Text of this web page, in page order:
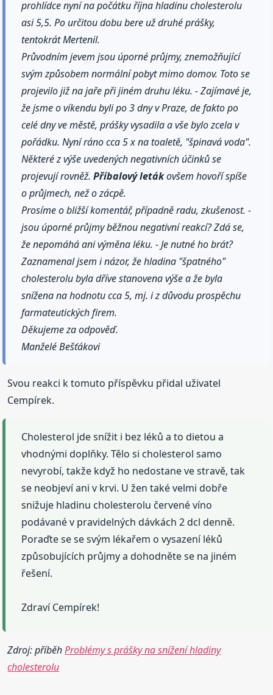
prohlídce nyní na počátku října hladinu cholesterolu
asi 5,5. Po určitou dobu bere už druhé prášky,
tentokrát Mertenil.
Průvodním jevem jsou úporné průjmy, znemožňující
svým způsobem normální pobyt mimo domov. Toto se
projevilo již na jaře při jiném druhu léku. - Zajímavé je,
že jsme o víkendu byli po 3 dny v Praze, de fakto po
celé dny ve městě, prášky vysadila a vše bylo zcela v
pořádku. Nyní ráno cca 5 x na toaletě, "špinavá voda".
Některé z výše uvedených negativních účinků se
projevují rovněž.Příbalovýletákovšem hovoří spíše
o průjmech, než o zácpě.
Prosíme o bližší komentář, případně radu, zkušenost. -
jsou úporné průjmy běžnou negativní reakcí? Zdá se,
že nepomáhá ani výměna léku. - Je nutné ho brát?
Zaznamenal jsem i názor, že hladina "špatného"
cholesterolu byla dříve stanovena výše a že byla
snížena na hodnotu cca 5, mj. i z důvodu prospěchu
farmateutických firem.
Děkujeme za odpověď.
Manželé Bešťákovi
Svou reakci k tomuto příspěvku přidal uživatel
Cempírek.
Cholesterol jde snížit i bez léků a to dietou a
vhodnými doplňky. Tělo si cholesterol samo
nevyrobí, takže když ho nedostane ve stravě, tak
se neobjeví ani v krvi. U žen také velmi dobře
snižuje hladinu cholesterolu červené víno
podávané v pravidelných dávkách 2 dcl denně.
Poraďte se se svým lékařem o vysazení léků
způsobujících průjmy a dohodněte se na jiném
řešení.
Zdraví Cempírek!
Zdroj: příběhProblémy s prášky na snížení hladiny
cholesterolu